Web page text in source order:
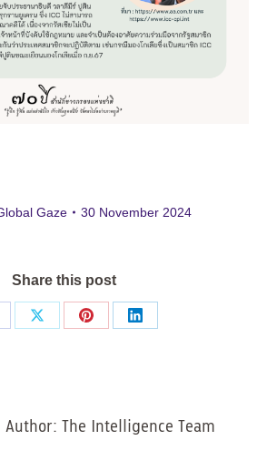
Gaze 30 November 2024
Share this post
Share
Share
Share
Author: The Intelligence Team